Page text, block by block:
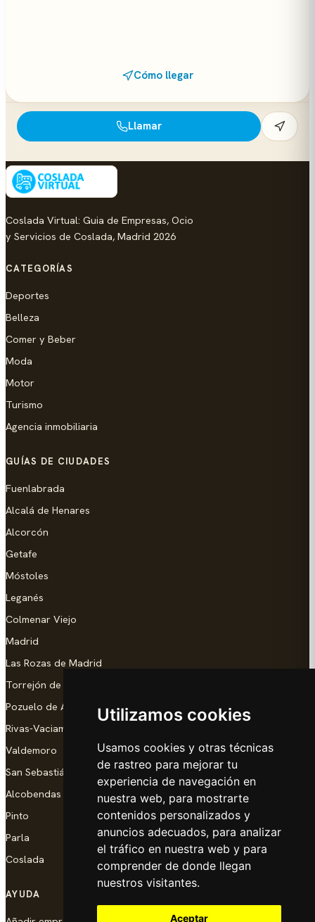
Utilizamos cookies
Usamos cookies y otras técnicas
de rastreo para mejorar tu
experiencia de navegación en
nuestra web, para mostrarte
contenidos personalizados y
anuncios adecuados, para analizar
el tráfico en nuestra web y para
comprender de donde llegan
nuestros visitantes.
Aceptar
Cómo llegar
Llamar
Coslada Virtual: Guia de Empresas, Ocio
y Servicios de Coslada, Madrid 2026
CATEGORÍAS
Deportes
Belleza
Comer y Beber
Moda
Motor
Turismo
Agencia inmobiliaria
GUÍAS DE CIUDADES
Fuenlabrada
Alcalá de Henares
Alcorcón
Getafe
Móstoles
Leganés
Colmenar Viejo
Madrid
Las Rozas de Madrid
Torrejón de Ardoz
Pozuelo de Alarcón
Rivas-Vaciamadrid
Valdemoro
San Sebastián de los Reyes
Alcobendas
Pinto
Parla
Coslada
AYUDA